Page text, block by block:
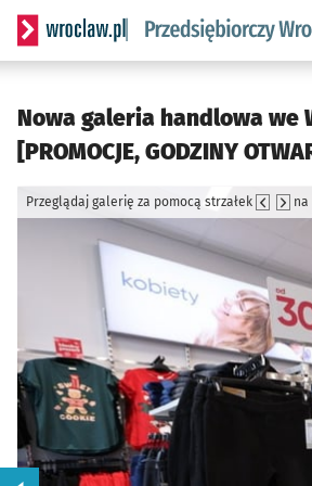
Serwis informacyjny wroclaw.pl
Nowa galeria handlowa we
[PROMOCJE, GODZINY
Przeglądaj galerię za pomocą strzałek na